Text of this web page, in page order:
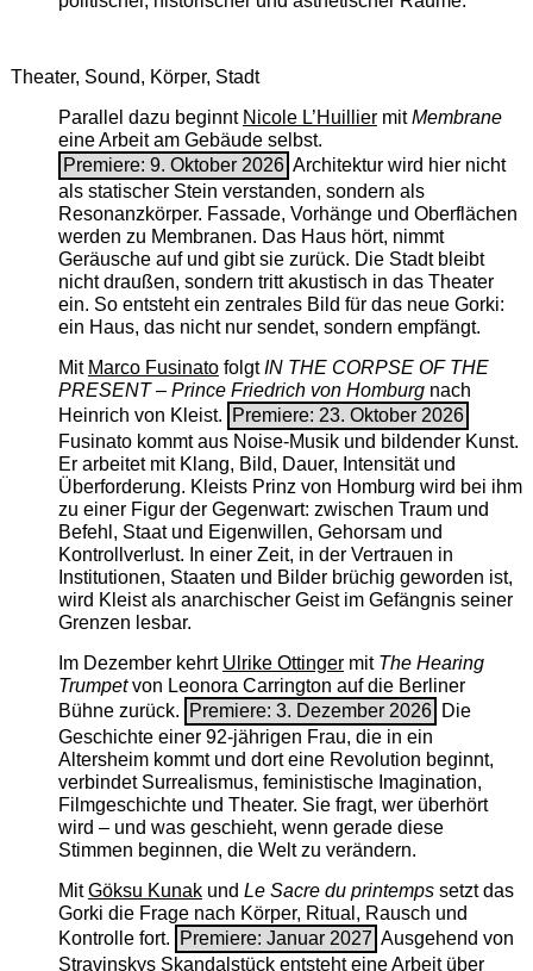
Theater, Sound, Körper, Stadt
Parallel dazu beginnt Nicole L’Huilliermit ­Membrane
eine Arbeit am Gebäude selbst.
Premiere: 9. Oktober 2026 Architektur wird hier nicht
als statischer Stein verstanden, sondern als
Resonanzkörper. Fassade, Vorhänge und Oberflächen
werden zu Membranen. Das Haus hört, nimmt
Geräusche auf und gibt sie zurück. Die Stadt bleibt
nicht draußen, sondern tritt akustisch in das Theater
ein. So entsteht ein zentrales Bild für das neue Gorki:
ein Haus, das nicht nur sendet, sondern empfängt.
Mit Marco FusinatofolgtIN THE CORPSE OF THE
PRESENT – Prince Friedrich von Homburgnach
Heinrich von Kleist.
Premiere: 23. Oktober 2026
Fusinato kommt aus Noise-Musik und bildender Kunst.
Er arbeitet mit Klang, Bild, Dauer, Intensität und
Überforderung. Kleists Prinz von Homburg wird bei ihm
zu einer Figur der Gegenwart: zwischen Traum und
Befehl, Staat und Eigenwillen, Gehorsam und
Kontrollverlust. In einer Zeit, in der Vertrauen in
Institutionen, Staaten und Bilder brüchig geworden ist,
wird Kleist als anarchischer Geist im Gefängnis seiner
Grenzen lesbar.
Im Dezember kehrt Ulrike Ottingermit The ­Hearing
Trumpetvon Leonora Carrington auf die Berliner
Bühne zurück.
Premiere: 3. Dezember 2026 Die
Geschichte einer 92-jährigen Frau, die in ein
Altersheim kommt und dort eine Revolution beginnt,
verbindet Surrealismus, feministische Imagination,
Filmgeschichte und Theater. Sie fragt, wer überhört
wird – und was geschieht, wenn gerade diese
Stimmen beginnen, die Welt zu verändern.
MitGöksu Kunakund Le Sacre du printempssetzt das
Gorki die Frage nach Körper, Ritual, Rausch und
Kontrolle fort.
Premiere: Januar 2027 Ausgehend von
Stravinskys Skandalstück entsteht eine Arbeit über